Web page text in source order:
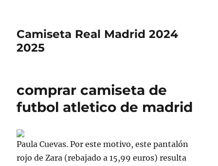
Camiseta Real Madrid 2024
2025
comprar camiseta de
futbol atletico de madrid
Paula Cuevas. Por este motivo, este pantalón
rojo de Zara (rebajado a 15,99 euros) resulta